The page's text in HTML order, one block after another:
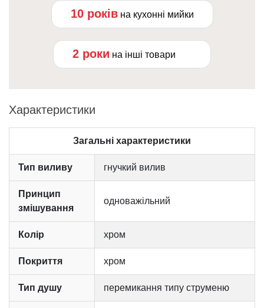
10 років на кухонні мийки
2 роки на інші товари
Характеристики
Загальні характеристики
Тип виливу гнучкий вилив
Принцип
змішування
одноважільний
Колір хром
Покриття хром
Тип душу перемикання типу струменю